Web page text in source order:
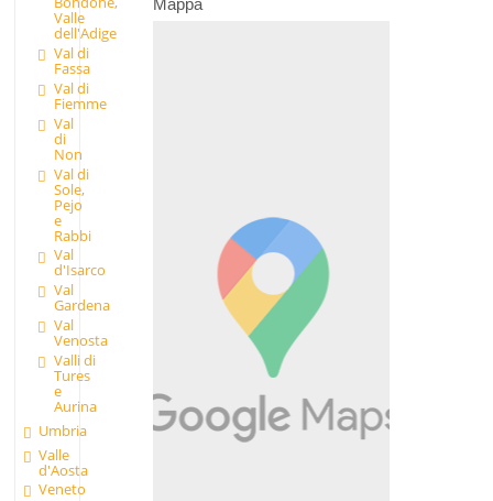
Valle
dell'Adige
Val di
Fassa
Val di
Fiemme
Val
di
Non
Val di
Sole,
Pejo
e
Rabbi
Val
d'Isarco
Val
Gardena
Val
Venosta
Valli di
Tures
e
Aurina
Umbria
Valle
d'Aosta
Veneto